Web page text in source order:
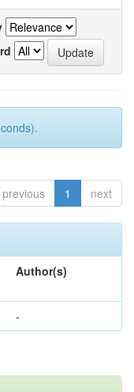
previous 1 next
Author(s)
-